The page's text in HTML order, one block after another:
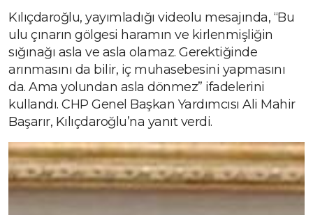
Kılıçdaroğlu, yayımladığı videolu mesajında, “Bu
ulu çınarın gölgesi haramın ve kirlenmişliğin
sığınağı asla ve asla olamaz. Gerektiğinde
arınmasını da bilir, iç muhasebesini yapmasını
da. Ama yolundan asla dönmez” ifadelerini
kullandı. CHP Genel Başkan Yardımcısı Ali Mahir
Başarır, Kılıçdaroğlu’na yanıt verdi.